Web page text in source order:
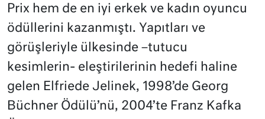
Prix hem de en iyi erkek ve kadın oyuncu
ödüllerini kazanmıştı. Yapıtları ve
görüşleriyle ülkesinde –tutucu
kesimlerin- eleştirilerinin hedefi haline
gelen Elfriede Jelinek, 1998’de Georg
Büchner Ödülü’nü, 2004’te Franz Kafka